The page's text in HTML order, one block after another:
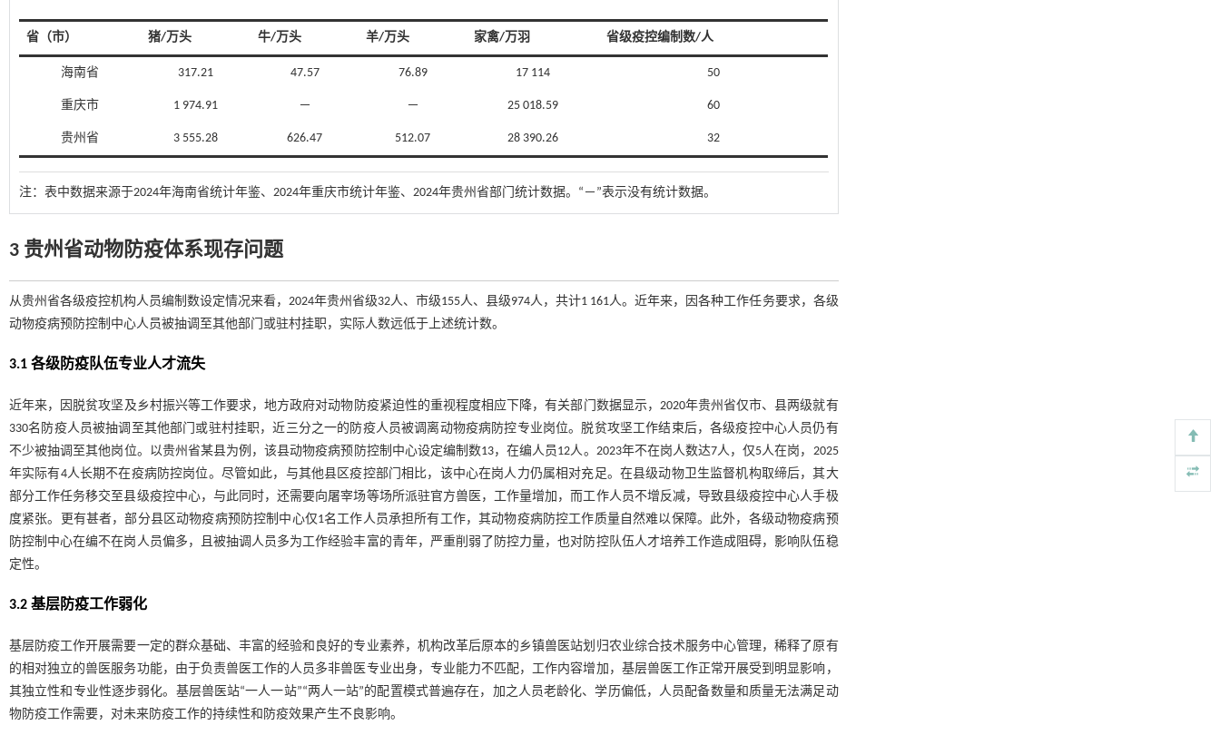
省（市） 猪/万头 牛/万头 羊/万头 家禽/万羽 省级疫控编制数/人
海南省 317.21 47.57 76.89 17 114 50
重庆市 1 974.91 － － 25 018.59 60
贵州省 3 555.28 626.47 512.07 28 390.26 32
注： 表中数据来源于2024年海南省统计年鉴、2024年重庆市统计年鉴、2024年贵州省部门统计数据。“－”表示没有统计数据。
3 贵州省动物防疫体系现存问题
从贵州省各级疫控机构人员编制数设定情况来看，2024年贵州省级32人、市级155人、县级974人，共计1 161人。近年来，因各种工作任务要求，各级
动物疫病预防控制中心人员被抽调至其他部门或驻村挂职，实际人数远低于上述统计数。
3.1 各级防疫队伍专业人才流失
近年来，因脱贫攻坚及乡村振兴等工作要求，地方政府对动物防疫紧迫性的重视程度相应下降，有关部门数据显示，2020年贵州省仅市、县两级就有
330名防疫人员被抽调至其他部门或驻村挂职，近三分之一的防疫人员被调离动物疫病防控专业岗位。脱贫攻坚工作结束后，各级疫控中心人员仍有
不少被抽调至其他岗位。以贵州省某县为例，该县动物疫病预防控制中心设定编制数13，在编人员12人。2023年不在岗人数达7人，仅5人在岗，2025
年实际有4人长期不在疫病防控岗位。尽管如此，与其他县区疫控部门相比，该中心在岗人力仍属相对充足。在县级动物卫生监督机构取缔后，其大
部分工作任务移交至县级疫控中心，与此同时，还需要向屠宰场等场所派驻官方兽医，工作量增加，而工作人员不增反减，导致县级疫控中心人手极
度紧张。更有甚者，部分县区动物疫病预防控制中心仅1名工作人员承担所有工作，其动物疫病防控工作质量自然难以保障。此外，各级动物疫病预
防控制中心在编不在岗人员偏多，且被抽调人员多为工作经验丰富的青年，严重削弱了防控力量，也对防控队伍人才培养工作造成阻碍，影响队伍稳
定性。
3.2 基层防疫工作弱化
基层防疫工作开展需要一定的群众基础、丰富的经验和良好的专业素养，机构改革后原本的乡镇兽医站划归农业综合技术服务中心管理，稀释了原有
的相对独立的兽医服务功能，由于负责兽医工作的人员多非兽医专业出身，专业能力不匹配，工作内容增加，基层兽医工作正常开展受到明显影响，
其独立性和专业性逐步弱化。基层兽医站“一人一站”“两人一站”的配置模式普遍存在，加之人员老龄化、学历偏低，人员配备数量和质量无法满足动
物防疫工作需要，对未来防疫工作的持续性和防疫效果产生不良影响。